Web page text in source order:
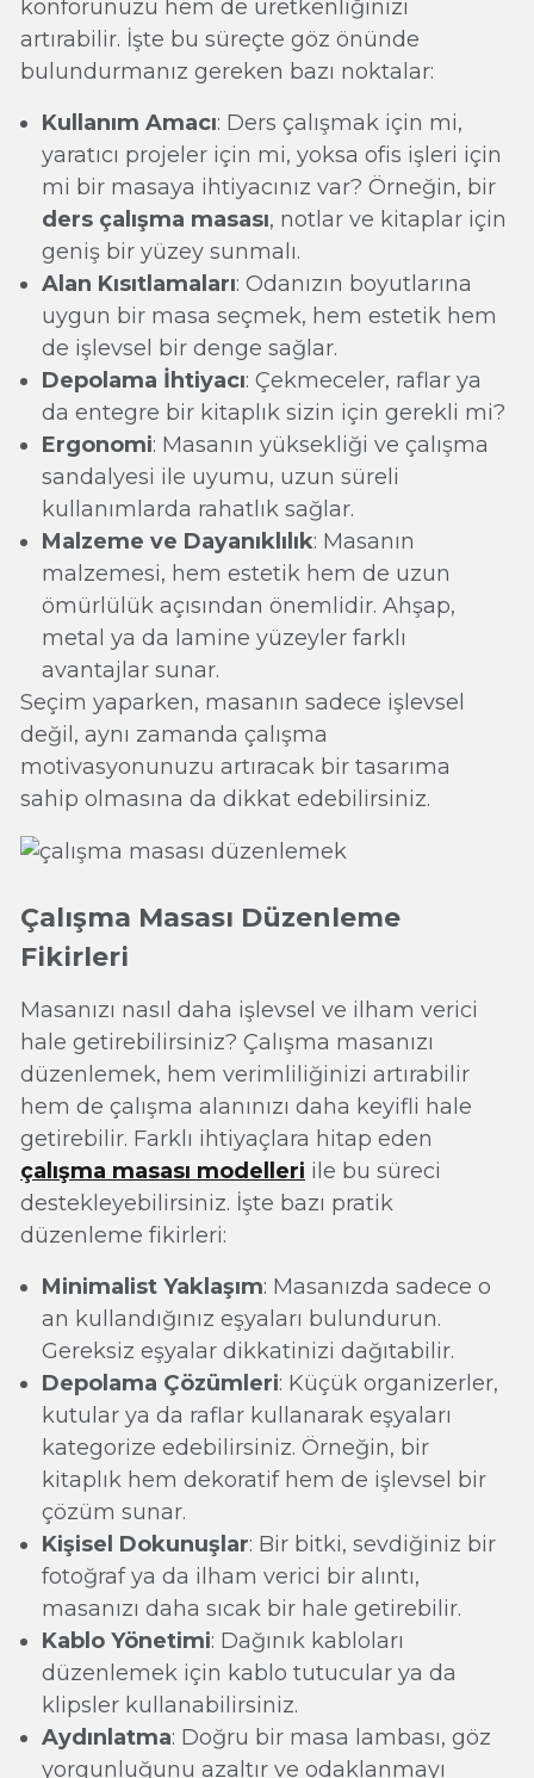
konforunuzu hem de üretkenliğinizi
artırabilir. İşte bu süreçte göz önünde
bulundurmanız gereken bazı noktalar:
Kullanım Amacı: Ders çalışmak için mi,
yaratıcı projeler için mi, yoksa ofis işleri için
mi bir masaya ihtiyacınız var? Örneğin, bir
ders çalışma masası, notlar ve kitaplar için
geniş bir yüzey sunmalı.
Alan Kısıtlamaları: Odanızın boyutlarına
uygun bir masa seçmek, hem estetik hem
de işlevsel bir denge sağlar.
Depolama İhtiyacı: Çekmeceler, raflar ya
da entegre bir kitaplık sizin için gerekli mi?
Ergonomi: Masanın yüksekliği ve çalışma
sandalyesi ile uyumu, uzun süreli
kullanımlarda rahatlık sağlar.
Malzeme ve Dayanıklılık: Masanın
malzemesi, hem estetik hem de uzun
ömürlülük açısından önemlidir. Ahşap,
metal ya da lamine yüzeyler farklı
avantajlar sunar.
Seçim yaparken, masanın sadece işlevsel
değil, aynı zamanda çalışma
motivasyonunuzu artıracak bir tasarıma
sahip olmasına da dikkat edebilirsiniz.
Çalışma Masası Düzenleme
Fikirleri
Masanızı nasıl daha işlevsel ve ilham verici
hale getirebilirsiniz? Çalışma masanızı
düzenlemek, hem verimliliğinizi artırabilir
hem de çalışma alanınızı daha keyifli hale
getirebilir. Farklı ihtiyaçlara hitap eden
çalışma masası modelleri ile bu süreci
destekleyebilirsiniz. İşte bazı pratik
düzenleme fikirleri:
Minimalist Yaklaşım: Masanızda sadece o
an kullandığınız eşyaları bulundurun.
Gereksiz eşyalar dikkatinizi dağıtabilir.
Depolama Çözümleri: Küçük organizerler,
kutular ya da raflar kullanarak eşyaları
kategorize edebilirsiniz. Örneğin, bir
kitaplık hem dekoratif hem de işlevsel bir
çözüm sunar.
Kişisel Dokunuşlar: Bir bitki, sevdiğiniz bir
fotoğraf ya da ilham verici bir alıntı,
masanızı daha sıcak bir hale getirebilir.
Kablo Yönetimi: Dağınık kabloları
düzenlemek için kablo tutucular ya da
klipsler kullanabilirsiniz.
Aydınlatma: Doğru bir masa lambası, göz
yorgunluğunu azaltır ve odaklanmayı